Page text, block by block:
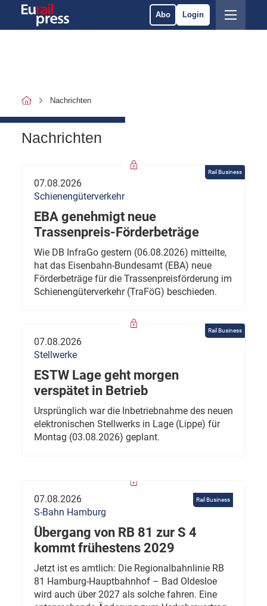
Abo Login
Nachrichten
Nachrichten
Rail Business
07.08.2026
Schienengüterverkehr
EBA genehmigt neue
Trassenpreis-Förderbeträge
Wie DB InfraGo gestern (06.08.2026) mitteilte,
hat das Eisenbahn-Bundesamt (EBA) neue
Förderbeträge für die Trassenpreisförderung im
Schienengüterverkehr (TraFöG) beschieden.
Rail Business
07.08.2026
Stellwerke
ESTW Lage geht morgen
verspätet in Betrieb
Ursprünglich war die Inbetriebnahme des neuen
elektronischen Stellwerks in Lage (Lippe) für
Montag (03.08.2026) geplant.
Rail Business
07.08.2026
S-Bahn Hamburg
Übergang von RB 81 zur S 4
kommt frühestens 2029
Jetzt ist es amtlich: Die Regionalbahnlinie RB
81 Hamburg-Hauptbahnhof – Bad Oldesloe
wird auch über 2027 als solche fahren. Eine